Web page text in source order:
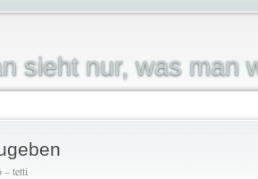
sieht nur, was man
– tetti